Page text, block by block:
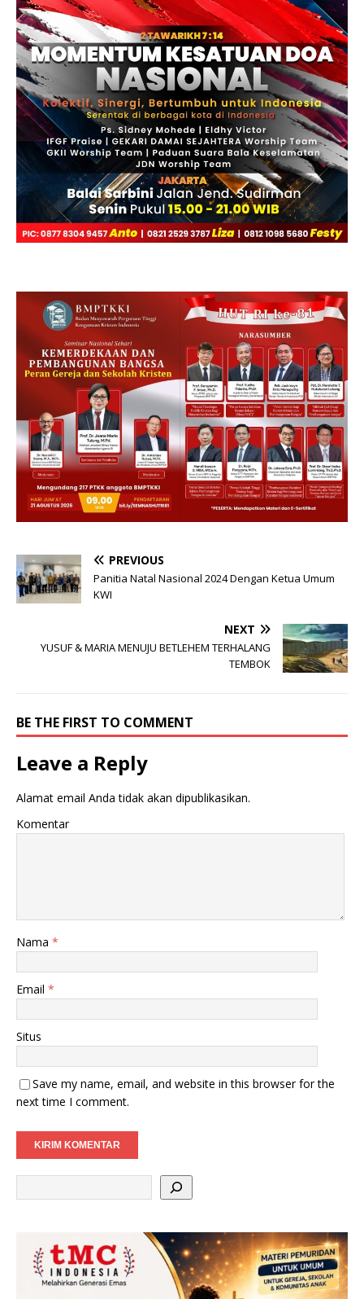
PREVIOUS
Panitia Natal Nasional 2024 Dengan Ketua Umum
KWI
NEXT
YUSUF & MARIA MENUJU BETLEHEM TERHALANG
TEMBOK
BE THE FIRST TO COMMENT
Leave a Reply
Alamat email Anda tidak akan dipublikasikan.
Komentar
Nama *
Email *
Situs
Save my name, email, and website in this browser for the
next time I comment.